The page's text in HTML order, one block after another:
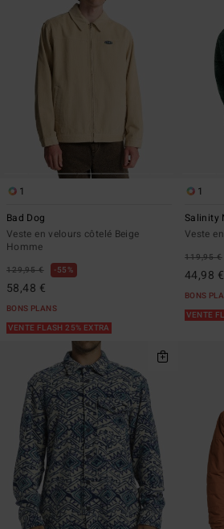
1
Bad Dog
Veste en velours côtelé Beige
Homme
129,95 € 55%
58,48 €
BONS PLANS
VENTE FLASH 25% EXTRA
1
Salinity
Veste
119,95 €
44,98 €
BONS
VENTE